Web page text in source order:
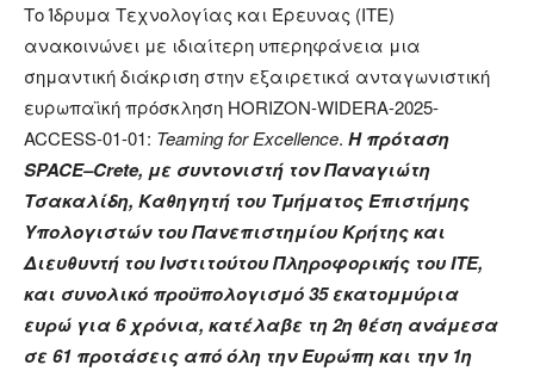
Το Ίδρυμα Τεχνολογίας και Έρευνας (ΙΤΕ)
ανακοινώνει με ιδιαίτερη υπερηφάνεια μια
σημαντική διάκριση στην εξαιρετικά ανταγωνιστική
ευρωπαϊκή πρόσκληση HORIZON-WIDERA-2025-
ACCESS-01-01: Teamingfor Excellence. Η πρόταση
SPACE–Crete, με συντονιστή τον Παναγιώτη
Τσακαλίδη, Καθηγητή του Τμήματος Επιστήμης
Υπολογιστών του Πανεπιστημίου Κρήτης και
Διευθυντή του Ινστιτούτου Πληροφορικής του ΙΤΕ,
και συνολικό προϋπολογισμό 35 εκατομμύρια
ευρώ για 6 χρόνια, κατέλαβε τη 2η θέση ανάμεσα
σε 61 προτάσεις από όλη την Ευρώπη και την 1η